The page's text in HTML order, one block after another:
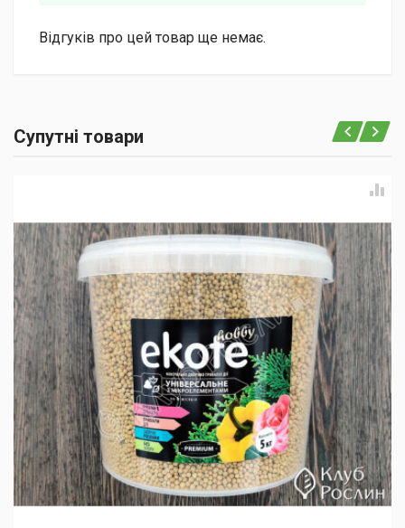
Відгуків про цей товар ще немає.
Супутні товари